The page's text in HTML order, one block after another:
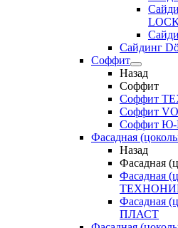
Сайдинг
Соффит
Назад
Соффит
Соффит
Соффит
Соффит
Фасадная
Назад
Фасадная
Фасадная
Фасадная
ПЛАСТ